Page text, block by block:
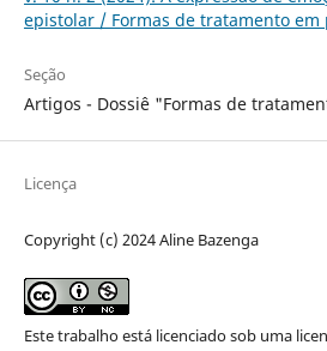
epistolar / Formas de tratamento em
Seção
Artigos - Dossiê "Formas de
Licença
Copyright (c) 2024 Aline Bazenga
Este trabalho está licenciado sob uma